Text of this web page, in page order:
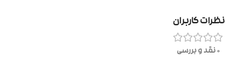
نظرات کاربران
0 نقد و بررسی